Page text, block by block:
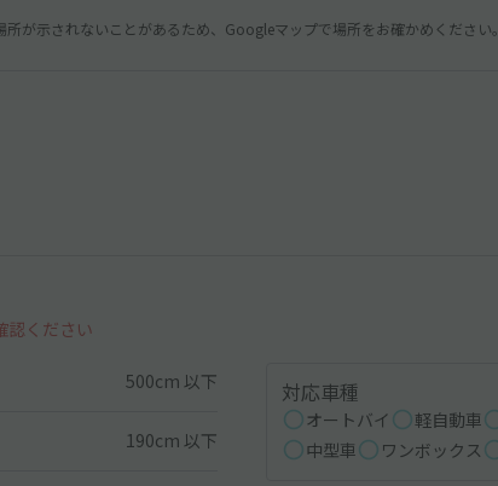
が示されないことがあるため、Googleマップで場所をお確かめください。
ください
500cm 以下
190cm 以下
対応車種
オートバイ 軽自動車
中型車
ワンボックス